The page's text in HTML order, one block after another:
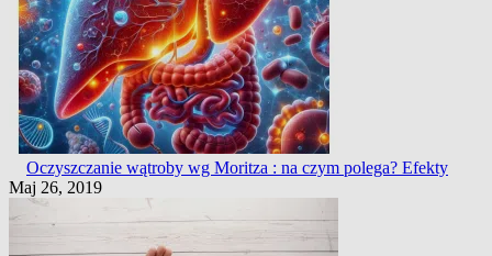
Oczyszczanie wątroby wg Moritza : na czym polega? Efekty
Maj 26, 2019